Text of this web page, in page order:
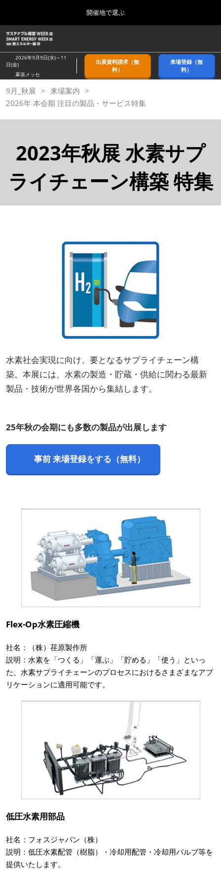
ッ
プ
し
て
進
む
to
close
the
menu.
開催地で選ぶ
幕張メッセ/Makuhari Messe, Japan
2026年09月09日
幕張メッセ/Makuhari Messe, Japan
インテックス大阪/INTEX Osaka
3月_春展
2027年03月24日
ー
バ
ル
ナ
ゲ
ー
を
折
り
た
む
2026年9月9日(水)～11
日(金)
幕張メッセ
出展資料請求（無
料）
来場登録（無
料）
9月_秋展
来場案内
2026年 本会期 注目の製品・サービス特集
2023年秋展 水素サプ
ライチェーン構築 特集
水素社会実現に向け、要となるサプライチェーン構
築。本展には、水素の製造・貯蔵・供給に関わる最新
製品・技術が世界各国から集結します。
25年秋の会期にも多数の製品が出展します
事前 来場登録をする（無料）
Flex-Op水素圧縮機
社名：（株）荏原製作所
説明：水素を「つくる」「運ぶ」「貯める」「使う」といっ
た、水素サプライチェーンのプロセスにおけるさまざまなアプ
リケーションに適用可能です。
低圧水素用部品
社名：フォスジャパン（株）
説明：低圧水素配管（樹脂）・冷却用配管・冷却用バルブ等を
提供いたします。